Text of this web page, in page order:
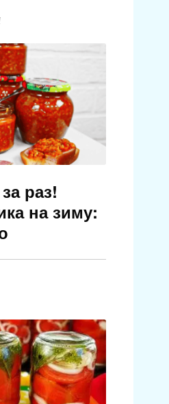
раз!
на зиму: